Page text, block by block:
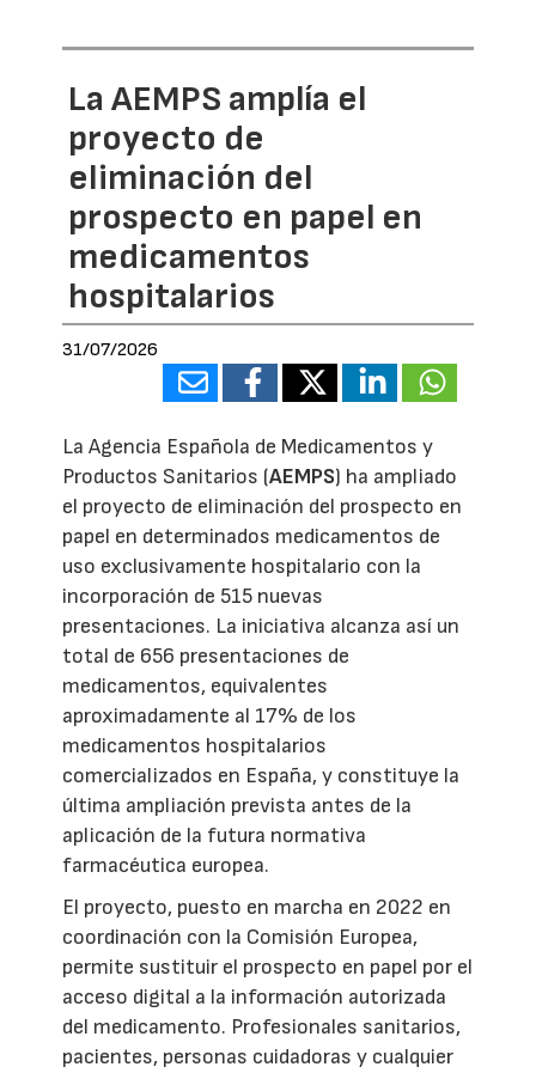
La AEMPS amplía el
proyecto de
eliminación del
prospecto en papel en
medicamentos
hospitalarios
31/07/2026
La Agencia Española de Medicamentos y
Productos Sanitarios (AEMPS) ha ampliado
el proyecto de eliminación del prospecto en
papel en determinados medicamentos de
uso exclusivamente hospitalario con la
incorporación de 515 nuevas
presentaciones. La iniciativa alcanza así un
total de 656 presentaciones de
medicamentos, equivalentes
aproximadamente al 17% de los
medicamentos hospitalarios
comercializados en España, y constituye la
última ampliación prevista antes de la
aplicación de la futura normativa
farmacéutica europea.
El proyecto, puesto en marcha en 2022 en
coordinación con la Comisión Europea,
permite sustituir el prospecto en papel por el
acceso digital a la información autorizada
del medicamento. Profesionales sanitarios,
pacientes, personas cuidadoras y cualquier